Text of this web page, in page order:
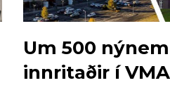
Um 500
innritaðir í